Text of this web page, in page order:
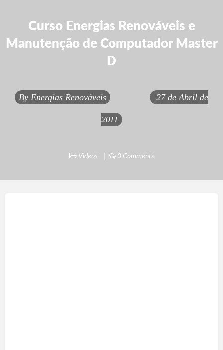
Curso Energias Renováveis e
Manutenção de Computador Master
D
By Energias Renováveis 27 de Abril de
2011
Videos 0 Comments